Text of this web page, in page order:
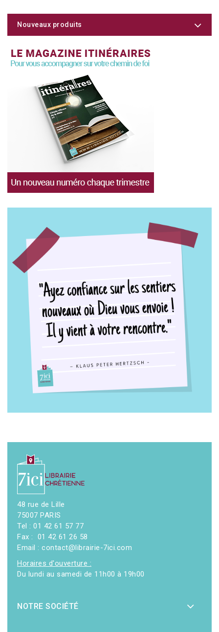
Nouveaux produits
48 rue de Lille
75007 PARIS
Tel : 01 42 61 57 77
Fax : 01 42 61 26 58
Email : contact@librairie-7ici.com
Horaires d'ouverture :
Du lundi au samedi de 11h00 à 19h00
NOTRE SOCIÉTÉ